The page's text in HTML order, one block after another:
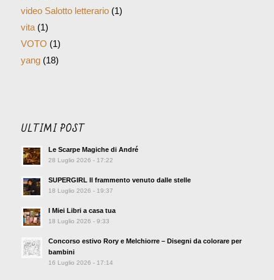
video Salotto letterario(1)
vita(1)
VOTO (1)
yang(18)
ULTIMI POST
Le Scarpe Magiche di André
28 Luglio 2026 - 17:22
SUPERGIRL Il frammento venuto dalle stelle
18 Luglio 2026 - 19:37
I Miei Libri a casa tua
18 Luglio 2026 - 9:33
Concorso estivo Rory e Melchiorre – Disegni da colorare per
bambini
16 Luglio 2026 - 17:14